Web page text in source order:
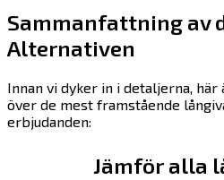
Sammanfattning av
Alternativen
Innan vi dyker in i detaljerna,
över de mest framstående
erbjudanden:
Jämför alla